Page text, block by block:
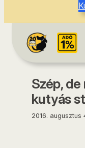
Szép,
kutyás
2016. augusztus